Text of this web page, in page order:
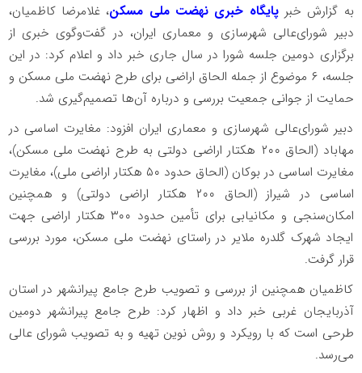
به گزارش خبرپایگاه خبری نهضت ملی مسکن، غلامرضا کاظمیان،
دبیر شورای‌عالی شهرسازی و معماری ایران، در گفت‌وگوی خبری از
برگزاری دومین جلسه شورا در سال جاری خبر داد و اعلام کرد: در این
جلسه، ۶ موضوع از جمله الحاق اراضی برای طرح نهضت ملی مسکن و
حمایت از جوانی جمعیت بررسی و درباره آن‌ها تصمیم‌گیری شد.
دبیر شورای‌عالی شهرسازی و معماری ایران افزود: مغایرت اساسی در
مهاباد (الحاق ۲۰۰ هکتار اراضی دولتی به طرح نهضت ملی مسکن)،
مغایرت اساسی در بوکان (الحاق حدود ۵۰ هکتار اراضی ملی)، مغایرت
اساسی در شیراز (الحاق ۲۰۰ هکتار اراضی دولتی) و همچنین
امکان‌سنجی و مکانیابی برای تأمین حدود ۳۰۰ هکتار اراضی جهت
ایجاد شهرک گلدره ملایر در راستای نهضت ملی مسکن، مورد بررسی
قرار گرفت.
کاظمیان همچنین از بررسی و تصویب طرح جامع پیرانشهر در استان
آذربایجان غربی خبر داد و اظهار کرد: طرح جامع پیرانشهر دومین
طرحی است که با رویکرد و روش نوین تهیه و به تصویب شورای عالی
می‌رسد.